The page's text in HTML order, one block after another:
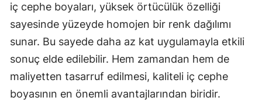
iç cephe boyaları, yüksek örtücülük özelliği
sayesinde yüzeyde homojen bir renk dağılımı
sunar. Bu sayede daha az kat uygulamayla etkili
sonuç elde edilebilir. Hem zamandan hem de
maliyetten tasarruf edilmesi, kaliteli iç cephe
boyasının en önemli avantajlarından biridir.